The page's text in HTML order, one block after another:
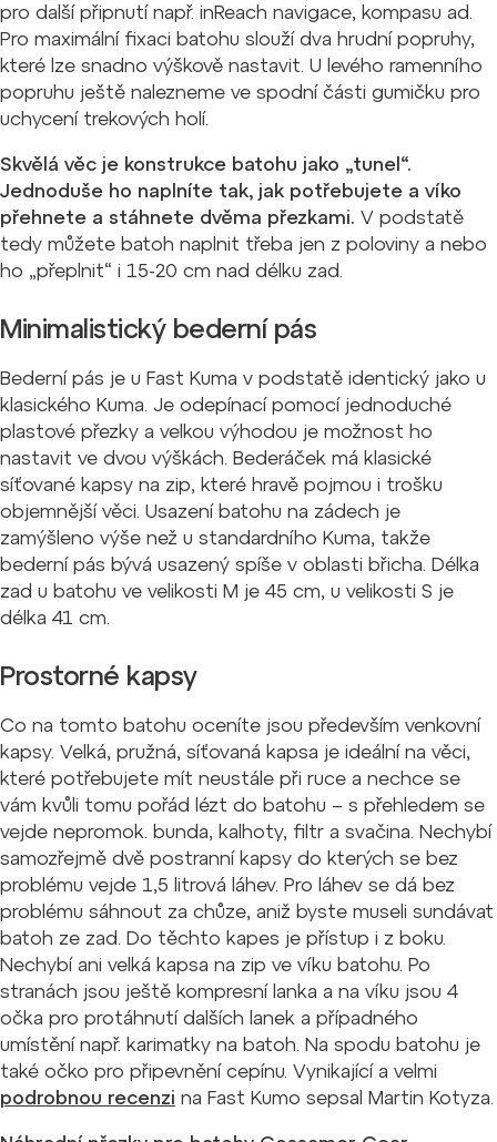
pro další připnutí např. inReach navigace, kompasu ad.
Pro maximální fixaci batohu slouží dva hrudní popruhy,
které lze snadno výškově nastavit. U levého ramenního
popruhu ještě nalezneme ve spodní části gumičku pro
uchycení trekových holí.
Skvělá věc je konstrukce batohu jako „tunel“.
Jednoduše ho naplníte tak, jak potřebujete a víko
přehnete a stáhnete dvěma přezkami. V podstatě
tedy můžete batoh naplnit třeba jen z poloviny a nebo
ho „přeplnit“ i 15-20 cm nad délku zad.
Minimalistický bederní pás
Bederní pás je u Fast Kuma v podstatě identický jako u
klasického Kuma. Je odepínací pomocí jednoduché
plastové přezky a velkou výhodou je možnost ho
nastavit ve dvou výškách. Bederáček má klasické
síťované kapsy na zip, které hravě pojmou i trošku
objemnější věci. Usazení batohu na zádech je
zamýšleno výše než u standardního Kuma, takže
bederní pás bývá usazený spíše v oblasti břicha. Délka
zad u batohu ve velikosti M je 45 cm, u velikosti S je
délka 41 cm.
Prostorné kapsy
Co na tomto batohu oceníte jsou především venkovní
kapsy. Velká, pružná, síťovaná kapsa je ideální na věci,
které potřebujete mít neustále při ruce a nechce se
vám kvůli tomu pořád lézt do batohu – s přehledem se
vejde nepromok. bunda, kalhoty, filtr a svačina. Nechybí
samozřejmě dvě postranní kapsy do kterých se bez
problému vejde 1,5 litrová láhev. Pro láhev se dá bez
problému sáhnout za chůze, aniž byste museli sundávat
batoh ze zad. Do těchto kapes je přístup i z boku.
Nechybí ani velká kapsa na zip ve víku batohu. Po
stranách jsou ještě kompresní lanka a na víku jsou 4
očka pro protáhnutí dalších lanek a případného
umístění např. karimatky na batoh. Na spodu batohu je
také očko pro připevnění cepínu. Vynikající a velmi
podrobnou recenzi na Fast Kumo sepsal Martin Kotyza.